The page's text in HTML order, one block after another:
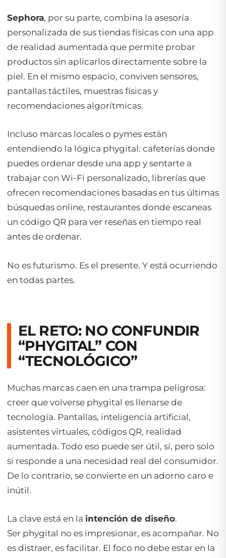
Sephora, por su parte, combina la asesoría
personalizada de sus tiendas físicas con una app
de realidad aumentada que permite probar
productos sin aplicarlos directamente sobre la
piel. En el mismo espacio, conviven sensores,
pantallas táctiles, muestras físicas y
recomendaciones algorítmicas.
Incluso marcas locales o pymes están
entendiendo la lógica phygital: cafeterías donde
puedes ordenar desde una app y sentarte a
trabajar con Wi-Fi personalizado, librerías que
ofrecen recomendaciones basadas en tus últimas
búsquedas online, restaurantes donde escaneas
un código QR para ver reseñas en tiempo real
antes de ordenar.
No es futurismo. Es el presente. Y está ocurriendo
en todas partes.
EL RETO: NO CONFUNDIR
“PHYGITAL” CON
“TECNOLÓGICO”
Muchas marcas caen en una trampa peligrosa:
creer que volverse phygital es llenarse de
tecnología. Pantallas, inteligencia artificial,
asistentes virtuales, códigos QR, realidad
aumentada. Todo eso puede ser útil, sí, pero solo
si responde a una necesidad real del consumidor.
De lo contrario, se convierte en un adorno caro e
inútil.
La clave está en la intención de diseño.
Ser phygital no es impresionar, es acompañar. No
es distraer, es facilitar. El foco no debe estar en la